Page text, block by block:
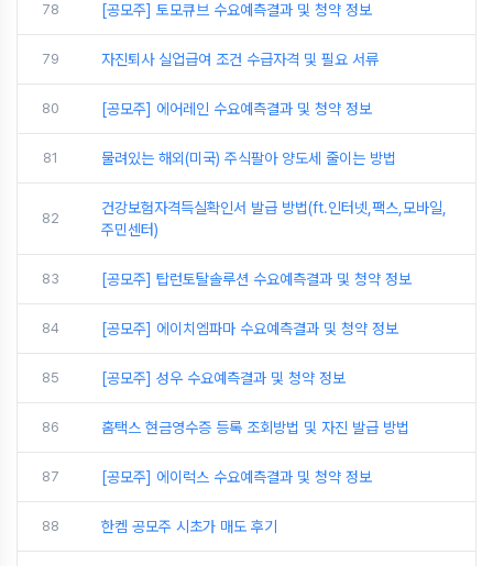
78 [공모주] 토모큐브 수요예측결과 및 청약 정보
79 자진퇴사 실업급여 조건 수급자격 및 필요 서류
80 [공모주] 에어레인 수요예측결과 및 청약 정보
81 물려있는 해외(미국) 주식팔아 양도세 줄이는 방법
82
건강보험자격득실확인서 발급 방법(ft.인터넷,팩스,모바일,
주민센터)
83 [공모주] 탑런토탈솔루션 수요예측결과 및 청약 정보
84 [공모주] 에이치엠파마 수요예측결과 및 청약 정보
85 [공모주] 성우 수요예측결과 및 청약 정보
86 홈택스 현금영수증 등록 조회방법 및 자진 발급 방법
87 [공모주] 에이럭스 수요예측결과 및 청약 정보
88 한켐 공모주 시초가 매도 후기